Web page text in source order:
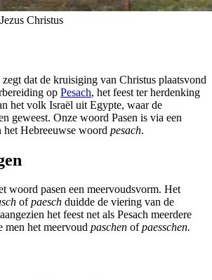
Christus
dat de kruisiging van Christus plaatsvond
op Pesach, het feest ter herdenking
het volk Israël uit Egypte, waar de
geweest. Onze woord Pasen is via een
Hebreeuwse woord pesach.
woord pasen een meervoudsvorm. Het
ofpaesch duidde de viering van de
het feest net als Pesach meerdere
men het meervoud paschen ofpaesschen.